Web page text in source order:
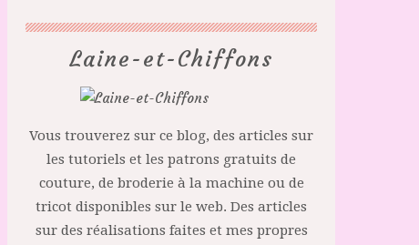
Laine-et-Chiffons
Vous trouverez sur ce blog, des articles sur
les tutoriels et les patrons gratuits de
couture, de broderie à la machine ou de
tricot disponibles sur le web. Des articles
sur des réalisations faites et mes propres